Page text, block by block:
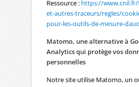
Ressource : https://
et-autres-traceurs/regles/
pour-les-outils-de-mesure-
Matomo, une alternative à
Analytics qui protège vos
personnelles
Notre site utilise Matomo, un